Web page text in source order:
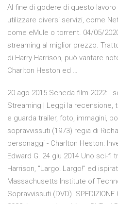
Al fine di godere di questo
utilizzare diversi servizi, come
come eMule o torrent. 04/05/
streaming al miglior prezzo.
di Harry Harrison, può vantare
Charlton Heston ed …
20 ago 2015 Scheda film 2022: i
Streaming | Leggi la
e guarda trailer, foto, immagini,
sopravvissuti (1973) regia di
personaggi - Charlton Heston:
Edward G. 24 giu 2014 Uno sci-fi
Harrison, "Largo! Largo!" ed
Massachusetts Institute of
Sopravvissuti (DVD).